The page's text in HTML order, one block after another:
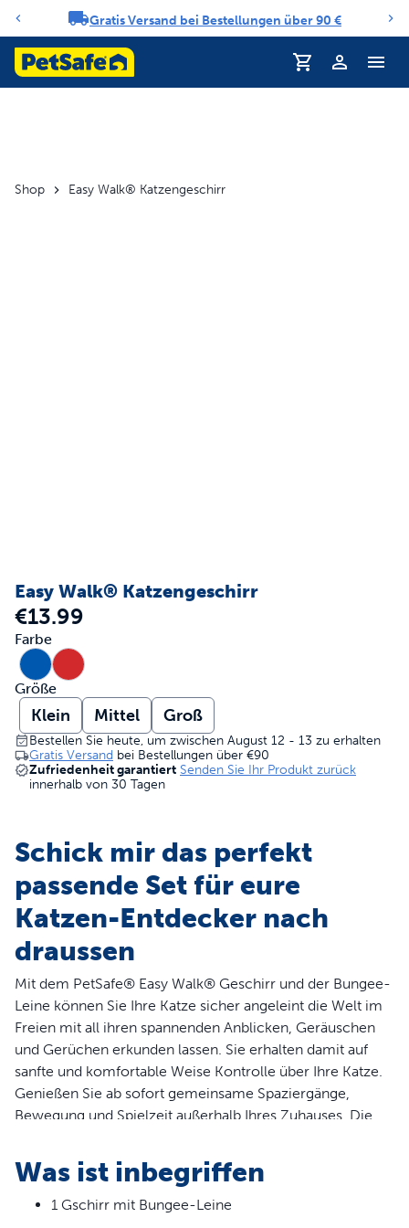
Benachrichtigungs-Karussell
Gratis Versand bei Bestellungen über 90 €
Profil
Shop Easy Walk® Katzengeschirr
Easy Walk® Katzengeschirr
€13.99
Farbe
Größe
Klein Mittel Groß
Bestellen Sie heute, um zwischen August 12 - 13 zu erhalten
Gratis Versand bei Bestellungen über €90
Zufriedenheit garantiert Senden Sie Ihr Produkt zurück
innerhalb von 30 Tagen
Schick mir das perfekt
passende Set für eure
Katzen-Entdecker nach
draussen
Mit dem PetSafe® Easy Walk® Geschirr und der Bungee-
Leine können Sie Ihre Katze sicher angeleint die Welt im
Freien mit all ihren spannenden Anblicken, Geräuschen
und Gerüchen erkunden lassen. Sie erhalten damit auf
sanfte und komfortable Weise Kontrolle über Ihre Katze.
Genießen Sie ab sofort gemeinsame Spaziergänge,
Bewegung und Spielzeit außerhalb Ihres Zuhauses. Die
Kontrolle Ihrer Katze entwickelt. Wenn Ihre Katze an der
Leine zieht, spannt sich diese und es wird Druck auf die
Schultergurte des Geschirrs ausgeübt. Dies schont den
Was ist inbegriffen
1 Gschirr mit Bungee-Leine